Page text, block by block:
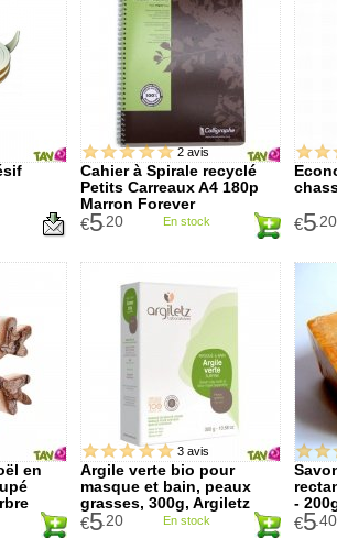
Cahier à Spirale recyclé
Petits Carreaux A4 180p
Marron Forever
€5.20 En stock
2 avis
€5.20
en
Argile verte bio pour
masque et bain, peaux
grasses, 300g, Argiletz
€5.20 En stock
3 avis
-
€5.40